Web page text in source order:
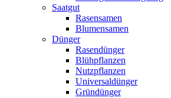
Saatgut
Rasensamen
Blumensamen
Dünger
Rasendünger
Blühpflanzen
Nutzpflanzen
Universaldünger
Gründünger